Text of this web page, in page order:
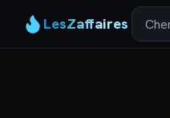
LesZaffaires